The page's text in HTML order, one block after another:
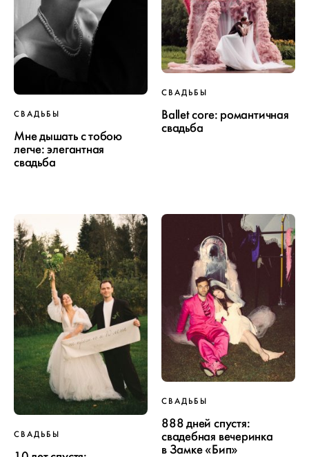
СВАДЬБЫ
Мне дышать с тобою
легче: элегантная
свадьба
СВАДЬБЫ
Ballet core: романтичная
свадьба
СВАДЬБЫ
СВАДЬБЫ
888 дней спустя:
свадебная вечеринка
в Замке «Бип»
ПРОЕКТ